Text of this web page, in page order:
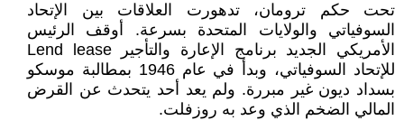
تحت حكم ترومان، تدهورت العلاقات بين الإتحاد
السوفياتي والولايات المتحدة بسرعة. أوقف الرئيس
الأمريكي الجديد برنامج الإعارة والتأجير Lend lease
للإتحاد السوفياتي، وبدأ في عام 1946 بمطالبة موسكو
بسداد ديون غير مبررة. ولم يعد أحد يتحدث عن القرض
المالي الضخم الذي وعد به روزفلت.